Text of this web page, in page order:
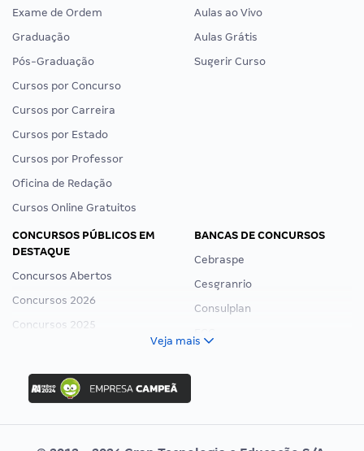
Exame de Ordem
Graduação
Pós-Graduação
Cursos por Concurso
Cursos por Carreira
Cursos por Estado
Cursos por Professor
Oficina de Redação
Cursos Online Gratuitos
Aulas ao Vivo
Aulas Grátis
Sugerir Curso
CONCURSOS PÚBLICOS EM
DESTAQUE
Concursos Abertos
Concursos 2026
Concursos 2025
Concurso Ibama
Concurso MPU
Editais publicados
BANCAS DE CONCURSOS
Cebraspe
Cesgranrio
Consulplan
Veja mais